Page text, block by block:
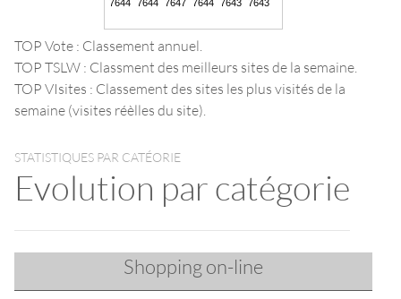
TOP Vote : Classement annuel.
TOP TSLW : Classment des meilleurs sites de la semaine.
TOP VIsites : Classement des sites les plus visités de la
semaine (visites réèlles du site).
STATISTIQUES PAR CATÉORIE
Evolution par catégorie
Shopping on-line